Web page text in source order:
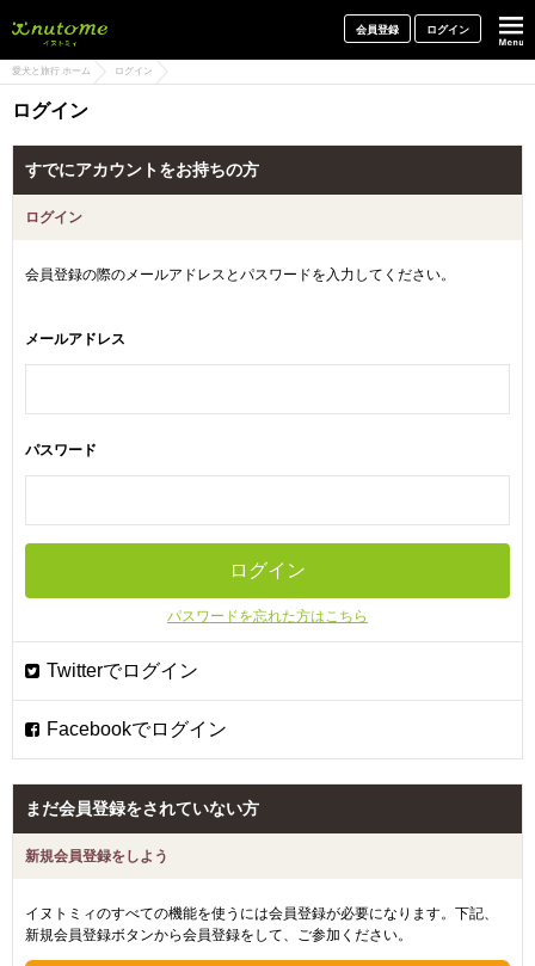
会員登録 ログイン
愛犬と旅行 ホーム ログイン
ログイン
すでにアカウントをお持ちの方
ログイン
会員登録の際のメールアドレスとパスワードを入力してください。
メールアドレス
パスワード
パスワードを忘れた方はこちら
まだ会員登録をされていない方
新規会員登録をしよう
イヌトミィのすべての機能を使うには会員登録が必要になります。下記、
新規会員登録ボタンから会員登録をして、ご参加ください。